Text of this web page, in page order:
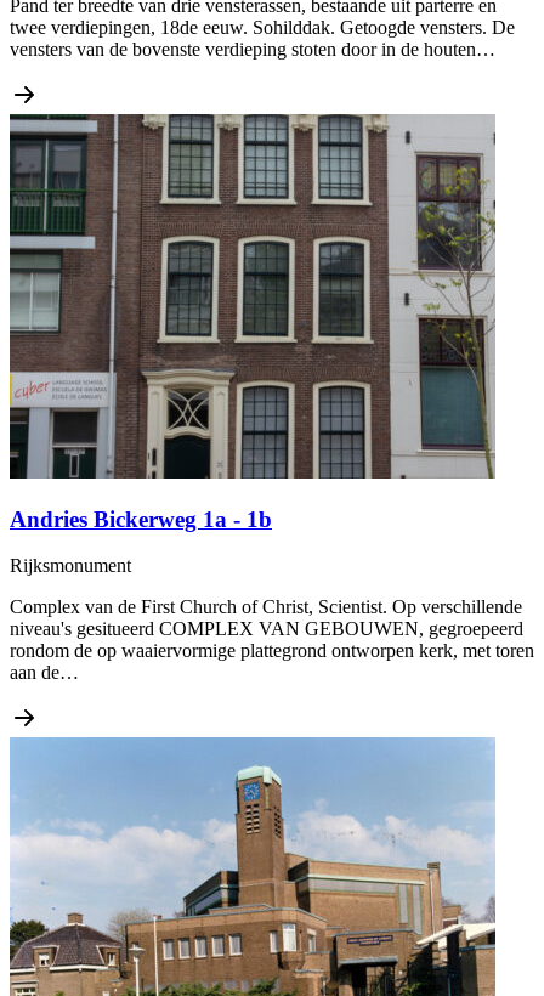
Pand ter breedte van drie vensterassen, bestaande uit parterre en
twee verdiepingen, 18de eeuw. Sohilddak. Getoogde vensters. De
vensters van de bovenste verdieping stoten door in de houten…
Andries Bickerweg 1a - 1b
Rijksmonument
Complex van de First Church of Christ, Scientist. Op verschillende
niveau's gesitueerd COMPLEX VAN GEBOUWEN, gegroepeerd
rondom de op waaiervormige plattegrond ontworpen kerk, met toren
aan de…